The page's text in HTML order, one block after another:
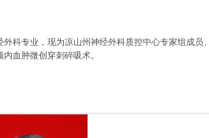
科专业，现为凉山州神经外科质控中心专家组成员
血肿微创穿刺碎吸术。